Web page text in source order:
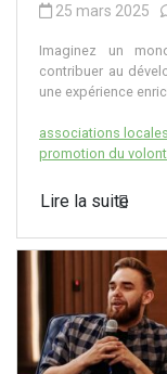
25 mars 2025
Imaginez un
contribuer au
une expérience
associations locales
promotion du
Lire la suite